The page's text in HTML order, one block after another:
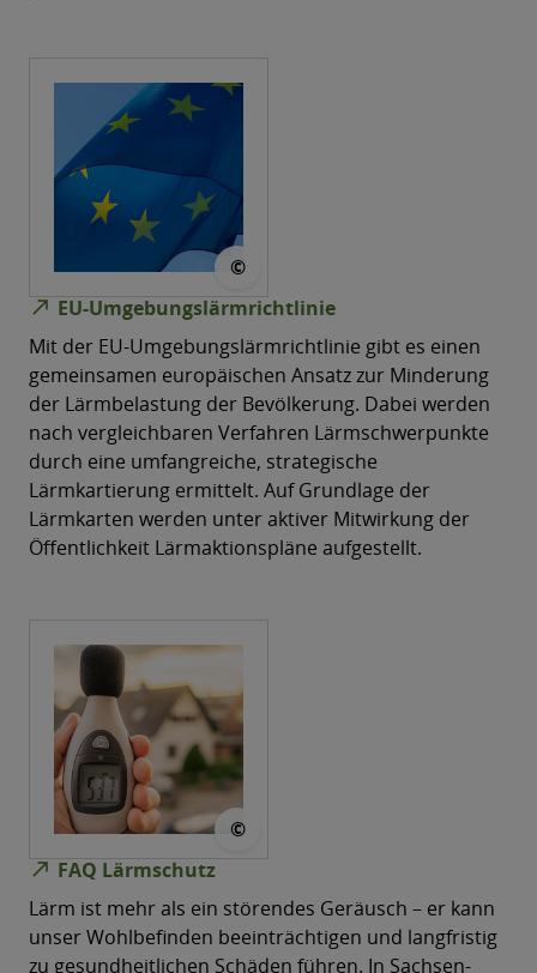
©
north_east EU-Umgebungslärmrichtlinie
Mit der EU-Umgebungslärmrichtlinie gibt es einen
gemeinsamen europäischen Ansatz zur Minderung
der Lärmbelastung der Bevölkerung. Dabei werden
nach vergleichbaren Verfahren Lärmschwerpunkte
durch eine umfangreiche, strategische
Lärmkartierung ermittelt. Auf Grundlage der
Lärmkarten werden unter aktiver Mitwirkung der
Öffentlichkeit Lärmaktionspläne aufgestellt.
©
north_east FAQ Lärmschutz
Lärm ist mehr als ein störendes Geräusch – er kann
unser Wohlbefinden beeinträchtigen und langfristig
zu gesundheitlichen Schäden führen. In Sachsen-